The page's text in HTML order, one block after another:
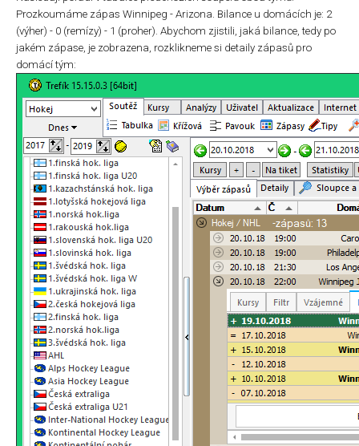
Prozkoumáme zápas Winnipeg - Arizona. Bilance u domácích je: 2
(výher) - 0 (remízy) - 1 (proher). Abychom zjistili, jaká bilance, tedy po
jakém zápase, je zobrazena, rozklikneme si detaily zápasů pro
domácí tým: